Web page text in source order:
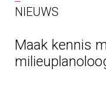
NIEUWS
Maak kennis